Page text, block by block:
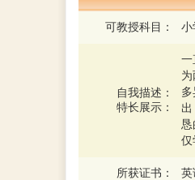
可教授科目：
自我描述：
特长展示：
一
恳
仅
所获证书：
英